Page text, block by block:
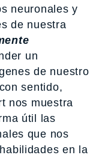
neuronales y
de nuestra
un
de nuestro
sentido,
nos muestra
útil las
que nos
en la